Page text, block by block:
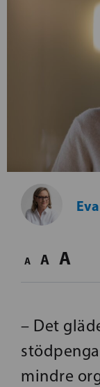
A A A
– Det
mindre